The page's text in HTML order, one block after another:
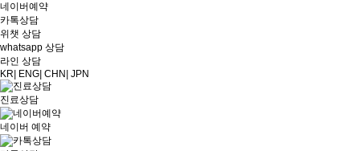
네이버예약
카톡상담
위챗 상담
whatsapp 상담
라인 상담
KR
ENG CHN JPN
진료상담
네이버 예약